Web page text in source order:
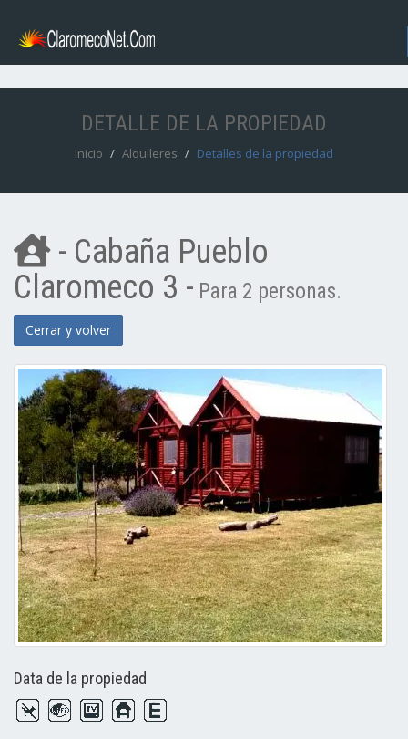
DETALLE DE LA PROPIEDAD
Inicio Alquileres Detalles de la propiedad
- Cabaña Pueblo
Claromeco 3 - Para 2 personas.
Cerrar y volver
Data de la propiedad